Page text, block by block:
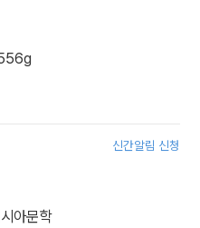
신간알림 신청
아문학